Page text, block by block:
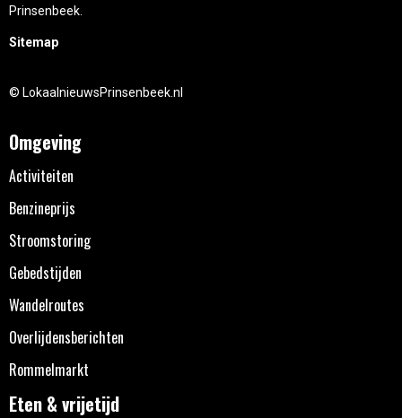
Prinsenbeek.
Sitemap
© LokaalnieuwsPrinsenbeek.nl
Omgeving
Activiteiten
Benzineprijs
Stroomstoring
Gebedstijden
Wandelroutes
Overlijdensberichten
Rommelmarkt
Eten & vrijetijd